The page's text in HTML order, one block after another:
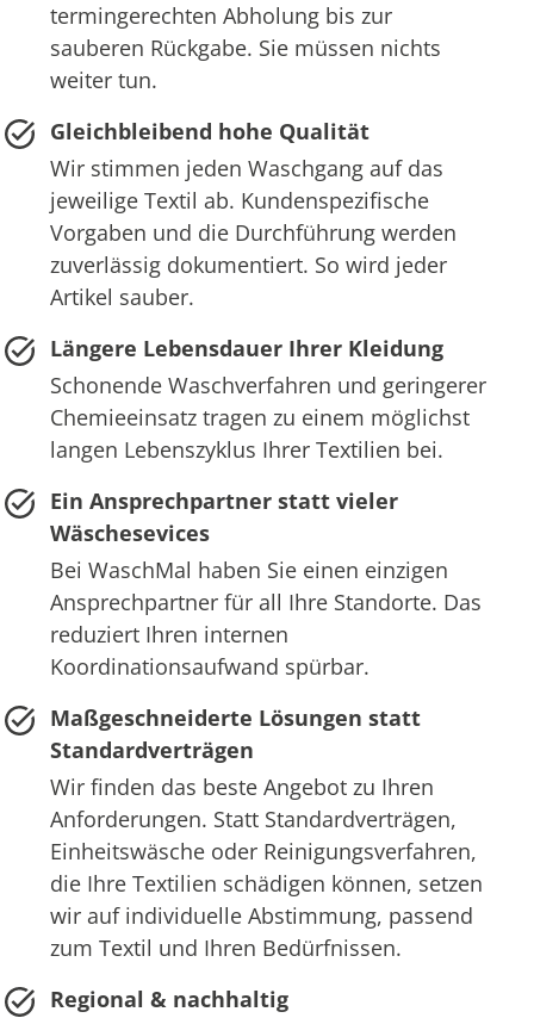
termingerechten Abholung bis zur
sauberen Rückgabe. Sie müssen nichts
weiter tun.
Gleichbleibend hohe Qualität
Wir stimmen jeden Waschgang auf das
jeweilige Textil ab. Kundenspezifische
Vorgaben und die Durchführung werden
zuverlässig dokumentiert. So wird jeder
Artikel sauber.
Längere Lebensdauer Ihrer Kleidung
Schonende Waschverfahren und geringerer
Chemieeinsatz tragen zu einem möglichst
langen Lebenszyklus Ihrer Textilien bei.
Ein Ansprechpartner statt vieler
Wäschesevices
Bei WaschMal haben Sie einen einzigen
Ansprechpartner für all Ihre Standorte. Das
reduziert Ihren internen
Koordinationsaufwand spürbar.
Maßgeschneiderte Lösungen statt
Standardverträgen
Wir finden das beste Angebot zu Ihren
Anforderungen. Statt Standardverträgen,
Einheitswäsche oder Reinigungsverfahren,
die Ihre Textilien schädigen können, setzen
wir auf individuelle Abstimmung, passend
zum Textil und Ihren Bedürfnissen.
Regional & nachhaltig